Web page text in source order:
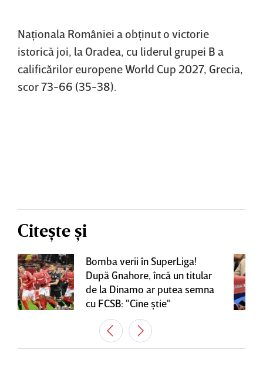
Naţionala României a obţinut o victorie
istorică joi, la Oradea, cu liderul grupei B a
calificărilor europene World Cup 2027, Grecia,
scor 73-66 (35-38).
Citește și
Bomba verii în SuperLiga!
După Gnahore, încă un titular
de la Dinamo ar putea semna
cu FCSB: "Cine ştie"